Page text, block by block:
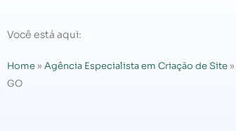
Você está aqui:
Home » Agência Especialista em Criação de Site »
GO